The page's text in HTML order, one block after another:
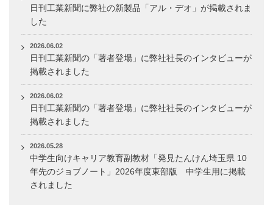
日刊工業新聞に弊社の新製品「アル・デオ」が掲載されま
した
2026.06.02
日刊工業新聞の「著者登場」に弊社社長のインタビューが
掲載されました
2026.06.02
日刊工業新聞の「著者登場」に弊社社長のインタビューが
掲載されました
2026.05.28
中学生向けキャリア教育副教材「発見たんけん埼玉県 10
年先のジョブノート」2026年度東部版 中学生用に掲載
されました